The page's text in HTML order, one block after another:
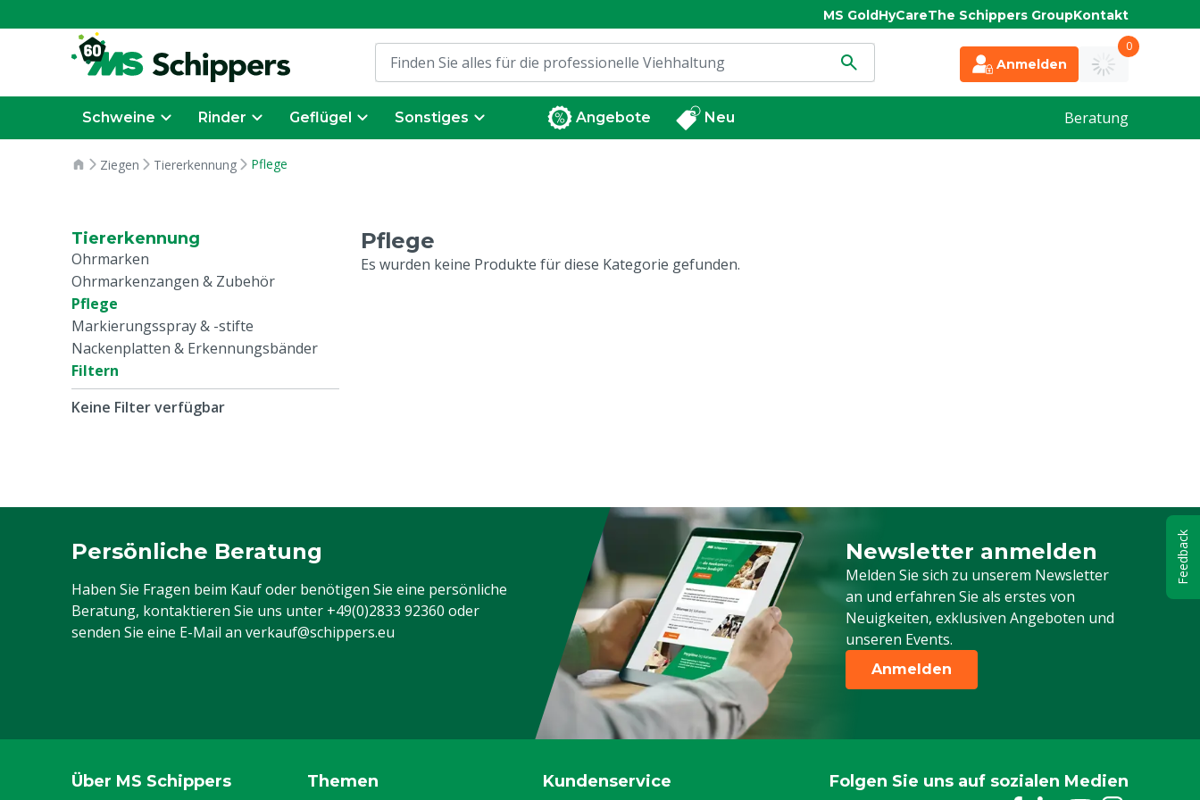
MS GoldHyCareThe Schippers GroupKontakt
Anmelden
0
Schweine Rinder Geflügel Sonstiges Angebote Neu Beratung
Ziegen Tiererkennung Pflege
Tiererkennung
Ohrmarken
Ohrmarkenzangen & Zubehör
Pflege
Markierungsspray & -stifte
Nackenplatten & Erkennungsbänder
Filtern
Keine Filter verfügbar
Pflege
Es wurden keine Produkte für diese Kategorie gefunden.
Persönliche Beratung
Haben Sie Fragen beim Kauf oder benötigen Sie eine persönliche
Beratung, kontaktieren Sie uns unter +49(0)2833 92360 oder
senden Sie eine E-Mail an verkauf@schippers.eu
Newsletter anmelden
Melden Sie sich zu unserem Newsletter
an und erfahren Sie als erstes von
Neuigkeiten, exklusiven Angeboten und
unseren Events.
Melden Sie sich für unseren Newsletter
Anmelden
Über MS Schippers Themen Kundenservice Folgen Sie uns auf sozialen Medien
Feedback